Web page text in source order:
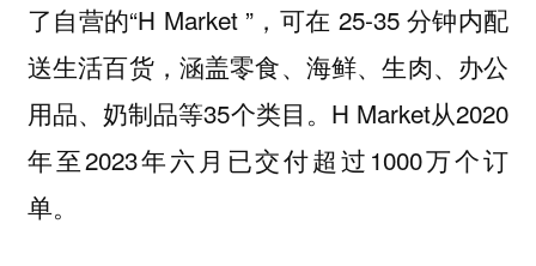
了自营的“H Market ”，可在 25-35 分钟内配
送生活百货，涵盖零食、海鲜、生肉、办公
用品、奶制品等35个类目。H Market从2020
年至2023年六月已交付超过1000万个订
单。